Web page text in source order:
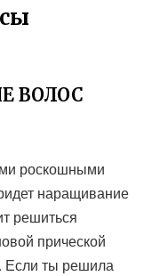
ВОЛОС
роскошными
наращивание
решиться
прической
Если ты решила